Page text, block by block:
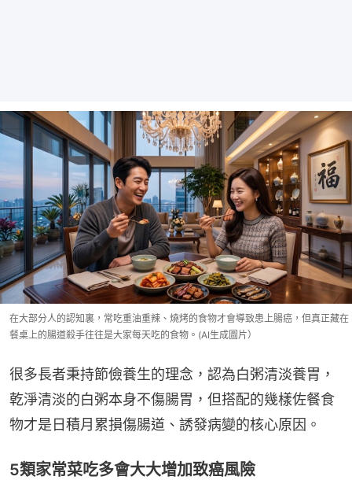
在大部分人的認知裏，常吃重油重辣、燒烤的食物才會導致患上腸癌，但真正藏在
餐桌上的腸道殺手往往是大家每天吃的食物。(AI生成圖片）
很多長者秉持節儉養生的理念，認為白粥清淡養胃，
乾淨清淡的白粥本身不傷腸胃，但搭配的幾樣佐餐食
物才是日積月累損傷腸道、誘發病變的核心原因。
5類家常菜吃多會大大增加致癌風險